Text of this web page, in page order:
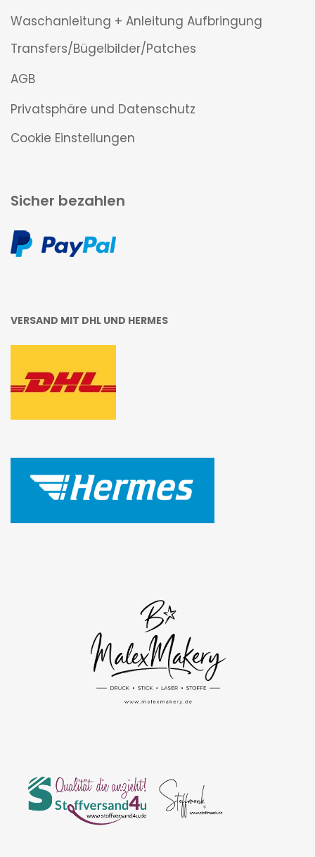
Waschanleitung + Anleitung Aufbringung
Transfers/Bügelbilder/Patches
AGB
Privatsphäre und Datenschutz
Cookie Einstellungen
Sicher bezahlen
VERSAND MIT DHL UND HERMES